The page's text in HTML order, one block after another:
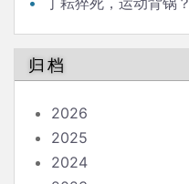
归档
2026
2025
2024